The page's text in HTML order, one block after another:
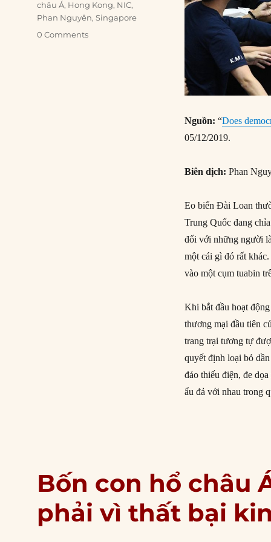
Nguồn:“Does
05/12/2019.
Biên dịch:Phan
Eo biển Đài Loan
Trung Quốc đang
đối với những người
một cái gì đó rất
vào một cụm tuabin
Khi bắt đầu hoạt
thương mại đầu tiên
trang trại tương tự
quyết định loại bỏ
đảo thiếu điện, đe
ẩu đả với nhau trong
châu Á, Hong Kong, NIC,
Phan Nguyên,Singapore
0 Comments
Bốn con hổ châu
phải vì thất bại